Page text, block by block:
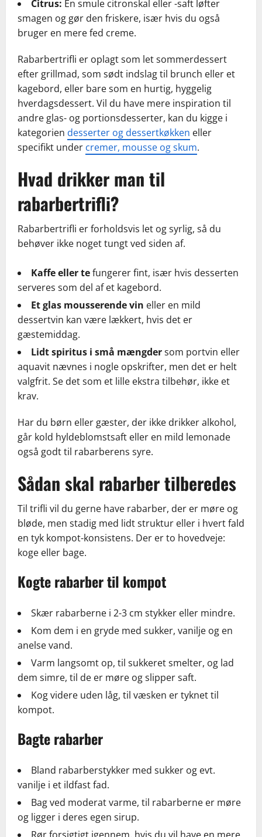
Citrus: En smule citronskal eller -saft løfter
smagen og gør den friskere, især hvis du også
bruger en mere fed creme.
Rabarbertrifli er oplagt som let sommerdessert
efter grillmad, som sødt indslag til brunch eller et
kagebord, eller bare som en hurtig, hyggelig
hverdagsdessert. Vil du have mere inspiration til
andre glas- og portionsdesserter, kan du kigge i
kategorien desserter og dessertkøkken eller
specifikt under cremer, mousse og skum.
Hvad drikker man til
rabarbertrifli?
Rabarbertrifli er forholdsvis let og syrlig, så du
behøver ikke noget tungt ved siden af.
Kaffe eller tefungerer fint, især hvis desserten
serveres som del af et kagebord.
Et glas mousserende vin eller en mild
dessertvin kan være lækkert, hvis det er
gæstemiddag.
Lidt spiritus i små mængdersom portvin eller
aquavit nævnes i nogle opskrifter, men det er helt
valgfrit. Se det som et lille ekstra tilbehør, ikke et
krav.
Har du børn eller gæster, der ikke drikker alkohol,
går kold hyldeblomstsaft eller en mild lemonade
også godt til rabarberens syre.
Sådan skal rabarber tilberedes
Til trifli vil du gerne have rabarber, der er møre og
bløde, men stadig med lidt struktur eller i hvert fald
en tyk kompot-konsistens. Der er to hovedveje:
koge eller bage.
Kogte rabarber til kompot
Skær rabarberne i 2-3 cm stykker eller mindre.
Kom dem i en gryde med sukker, vanilje og en
anelse vand.
Varm langsomt op, til sukkeret smelter, og lad
dem simre, til de er møre og slipper saft.
Kog videre uden låg, til væsken er tyknet til
kompot.
Bagte rabarber
Bland rabarberstykker med sukker og evt.
vanilje i et ildfast fad.
Bag ved moderat varme, til rabarberne er møre
og ligger i deres egen sirup.